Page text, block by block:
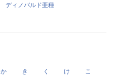
ディノバルド亜種
か き く け こ